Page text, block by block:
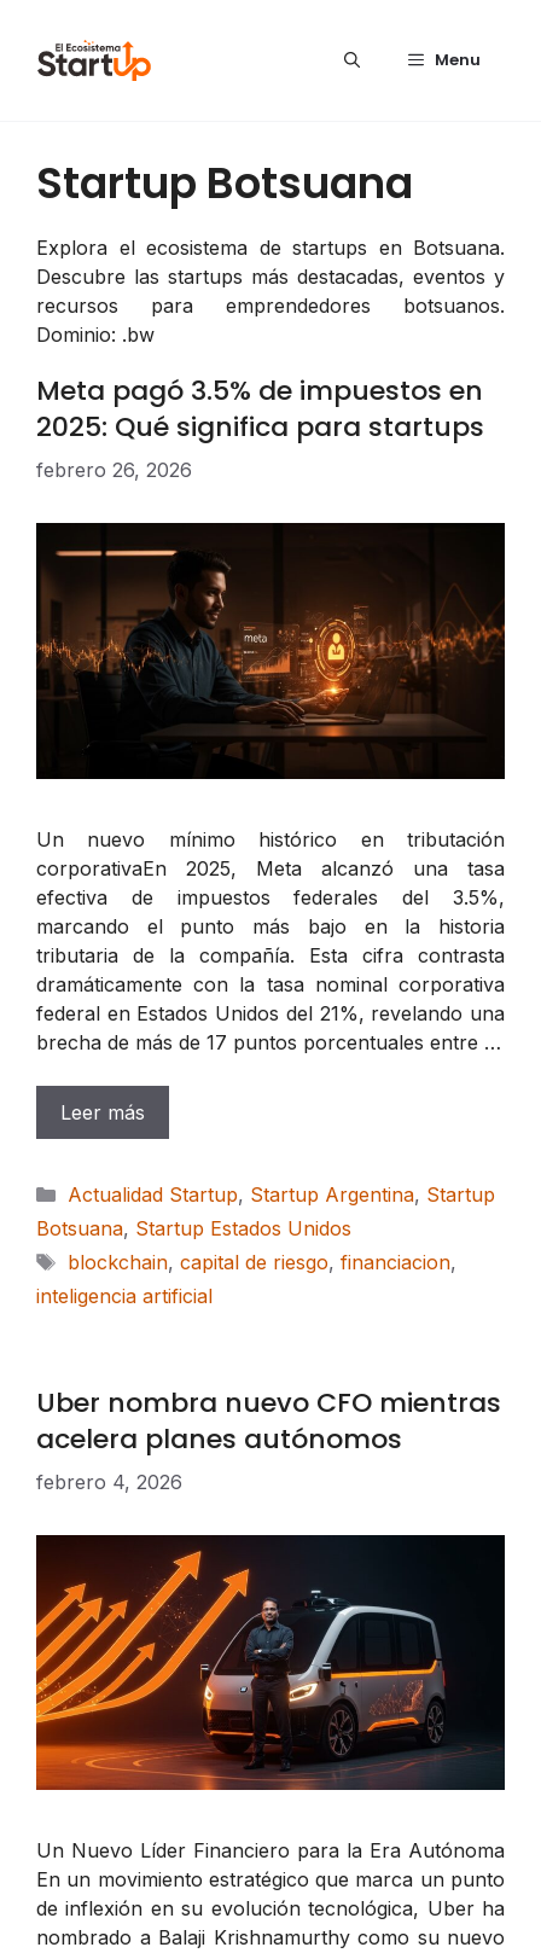
Menu
Startup Botsuana
Explora el ecosistema de startups en Botsuana.
Descubre las startups más destacadas, eventos y
recursos para emprendedores botsuanos.
Dominio: .bw
Meta pagó 3.5% de impuestos en
2025: Qué significa para startups
febrero 26, 2026
Un nuevo mínimo histórico en tributación
corporativaEn 2025, Meta alcanzó una tasa
efectiva de impuestos federales del 3.5%,
marcando el punto más bajo en la historia
tributaria de la compañía. Esta cifra contrasta
dramáticamente con la tasa nominal corporativa
federal en Estados Unidos del 21%, revelando una
brecha de más de 17 puntos porcentuales entre …
Leer más
Categorías
Actualidad Startup, Startup Argentina, Startup
Botsuana, Startup Estados Unidos
Etiquetas
blockchain, capital de riesgo, financiacion,
inteligencia artificial
Uber nombra nuevo CFO mientras
acelera planes autónomos
febrero 4, 2026
Un Nuevo Líder Financiero para la Era Autónoma
En un movimiento estratégico que marca un punto
de inflexión en su evolución tecnológica, Uber ha
nombrado a Balaji Krishnamurthy como su nuevo